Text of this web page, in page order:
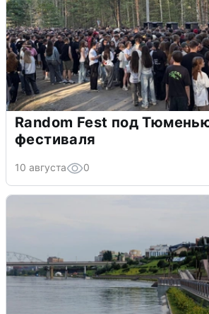
Random Fest под
фестиваля
10 августа 0